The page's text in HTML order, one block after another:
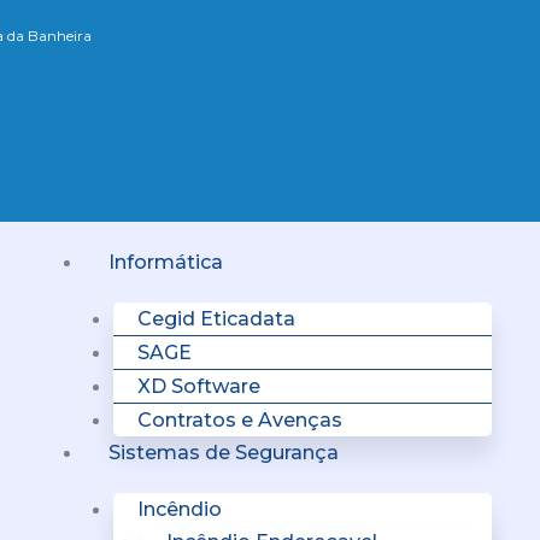
da Banheira
Informática
Cegid Eticadata
SAGE
XD Software
Contratos e Avenças
Sistemas de Segurança
Incêndio
Menu